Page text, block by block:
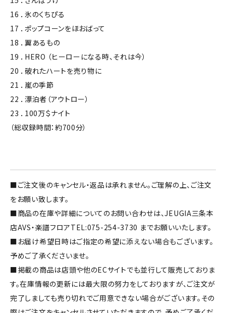
16 ．氷のくちぴる
17 ．ポップコーンをほおばって
18 ．翼あるもの
19 ．HERO （ヒーローになる時、それは今）
20 ．破れたハートを売り物に
21 ．嵐の季節
22 ．漂泊者（アウトロー）
23 ．100万＄ナイト
（総収録時間：約700分）
■ご注文後のキャンセル・返品は承れません。ご理解の上、ご注文
をお願い致します。
■商品の在庫や詳細についてのお問い合わせは、JEUGIA三条本
店AVS・楽譜フロアTEL:075-254-3730 までお願いいたします。
■お届け希望日時はご指定の希望に添えない場合もございます。
予めご了承くださいませ。
■掲載の商品は店頭や他のECサイトでも並行して販売しておりま
す。在庫情報の更新には最大限の努力をしておりますが、ご注文が
完了しましても売り切れでご用意できない場合がございます。その